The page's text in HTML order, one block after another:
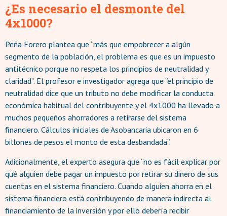
¿Es necesario el desmonte del
4x1000?
Peña Forero plantea que “más que empobrecer a algún
segmento de la población, el problema es que es un impuesto
antitécnico porque no respeta los principios de neutralidad y
claridad”. El profesor e investigador agrega que “el principio de
neutralidad dice que un tributo no debe modificar la conducta
económica habitual del contribuyente y el 4x1000 ha llevado a
muchos pequeños ahorradores a retirarse del sistema
financiero. Cálculos iniciales de Asobancaria ubicaron en 6
billones de pesos el monto de esta desbandada”.
Adicionalmente, el experto asegura que “no es fácil explicar por
qué alguien debe pagar un impuesto por retirar su dinero de sus
cuentas en el sistema financiero. Cuando alguien ahorra en el
sistema financiero está contribuyendo de manera indirecta al
financiamiento de la inversión y por ello debería recibir